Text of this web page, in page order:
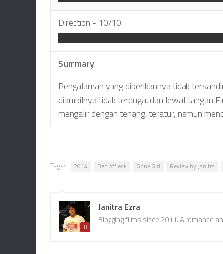
Direction - 10/10
Summary
Pengalaman yang diberikannya tidak
diambilnya tidak terduga, dan lewat tangan
mengalir dengan tenang, teratur, namun
Tags: 2014 Ben Affleck Gone Girl Review by Janitra
Janitra Ezra
Blogging films since 2011. A romance